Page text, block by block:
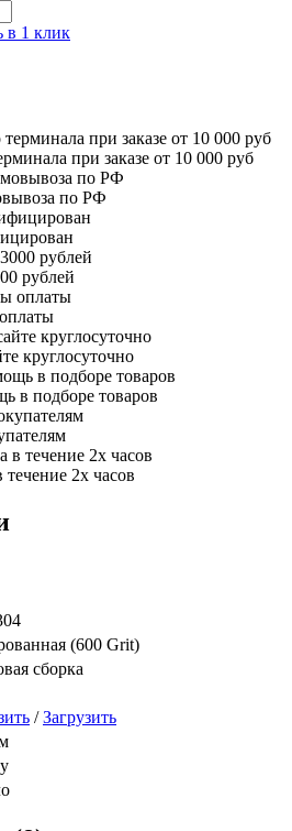
в 1 клик
при заказе от 10 000 руб
по РФ
рублей
круглосуточно
в подборе товаров
2х часов
(600 Grit)
сборка
/Загрузить